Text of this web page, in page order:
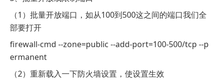
（1）批量开放端口，如从100到500这之间的端口我们全
部要打开
firewall-cmd --zone=public --add-port=100-500/tcp --p
ermanent
（2）重新载入一下防火墙设置，使设置生效